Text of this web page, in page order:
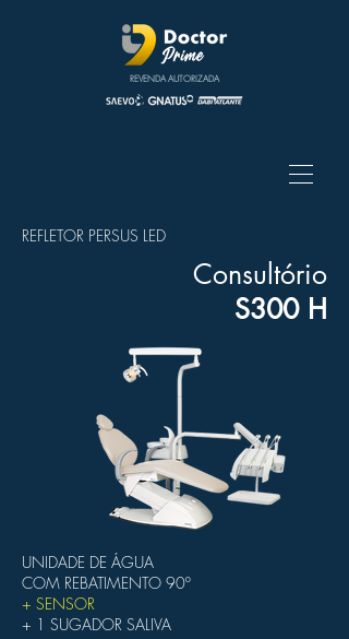
REVENDA AUTORIZADA
REFLETOR PERSUS LED
Consultório
S300 H
UNIDADE DE ÁGUA
COM REBATIMENTO 90º
+ SENSOR
+ 1 SUGADOR SALIVA